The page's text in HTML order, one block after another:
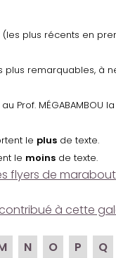
plus récents en
plus remarquables, à
Prof. MÉGABAMBOU la
le plusde texte.
le moinsde texte.
flyers de
à cette
N O P Q